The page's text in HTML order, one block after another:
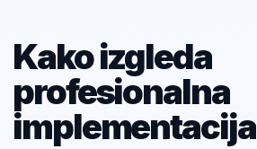
Kako izgleda
profesionalna
implementacija